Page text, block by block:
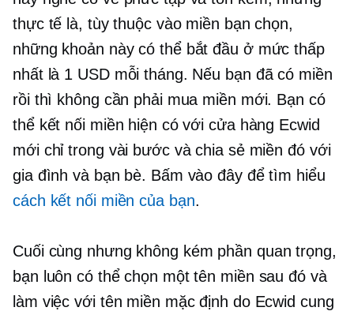
thực tế là, tùy thuộc vào miền bạn chọn,
những khoản này có thể bắt đầu ở mức thấp
nhất là 1 USD mỗi tháng. Nếu bạn đã có miền
rồi thì không cần phải mua miền mới. Bạn có
thể kết nối miền hiện có với cửa hàng Ecwid
mới chỉ trong vài bước và chia sẻ miền đó với
gia đình và bạn bè. Bấm vào đây để tìm hiểu
cách kết nối miền của bạn.
Cuối cùng nhưng không kém phần quan trọng,
bạn luôn có thể chọn một tên miền sau đó và
làm việc với tên miền mặc định do Ecwid cung